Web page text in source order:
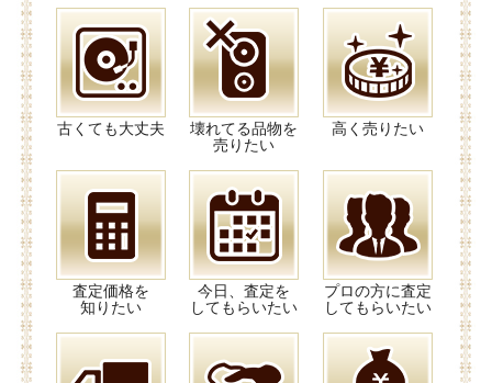
古くても大丈夫
壊れてる品物を
売りたい
高く売りたい
査定価格を
知りたい
今日、査定を
してもらいたい
プロの方に査定
してもらいたい